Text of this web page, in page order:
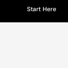
Start Here